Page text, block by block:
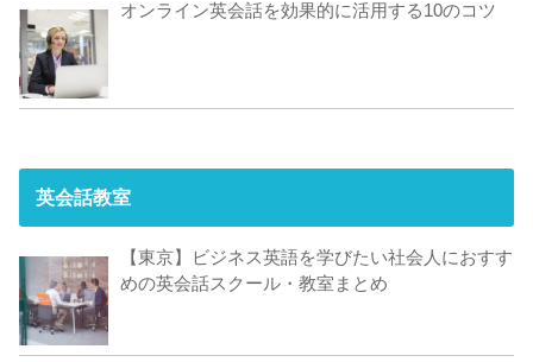
オンライン英会話を効果的に活用する10のコツ
英会話教室
【東京】ビジネス英語を学びたい社会人におすす
めの英会話スクール・教室まとめ